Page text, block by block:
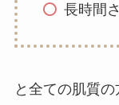
長時間
と全ての肌質